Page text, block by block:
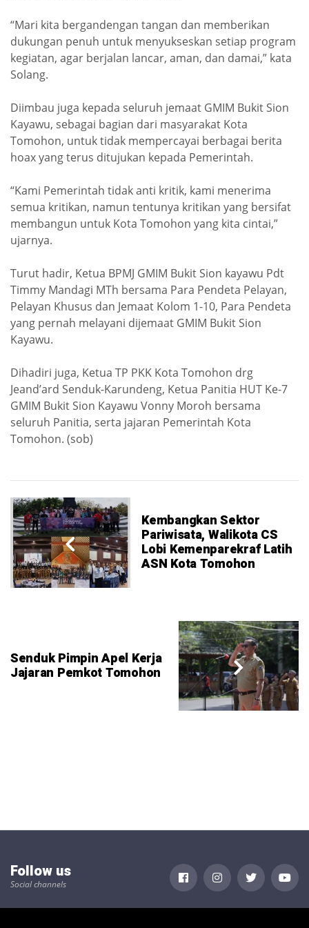
“Mari kita bergandengan tangan dan memberikan
dukungan penuh untuk menyukseskan setiap program
kegiatan, agar berjalan lancar, aman, dan damai,” kata
Solang.
Diimbau juga kepada seluruh jemaat GMIM Bukit Sion
Kayawu, sebagai bagian dari masyarakat Kota
Tomohon, untuk tidak mempercayai berbagai berita
hoax yang terus ditujukan kepada Pemerintah.
“Kami Pemerintah tidak anti kritik, kami menerima
semua kritikan, namun tentunya kritikan yang bersifat
membangun untuk Kota Tomohon yang kita cintai,”
ujarnya.
Turut hadir, Ketua BPMJ GMIM Bukit Sion kayawu Pdt
Timmy Mandagi MTh bersama Para Pendeta Pelayan,
Pelayan Khusus dan Jemaat Kolom 1-10, Para Pendeta
yang pernah melayani dijemaat GMIM Bukit Sion
Kayawu.
Dihadiri juga, Ketua TP PKK Kota Tomohon drg
Jeand’ard Senduk-Karundeng, Ketua Panitia HUT Ke-7
GMIM Bukit Sion Kayawu Vonny Moroh bersama
seluruh Panitia, serta jajaran Pemerintah Kota
Tomohon. (sob)
Kembangkan Sektor
Pariwisata, Walikota CS
Lobi Kemenparekraf Latih
ASN Kota Tomohon
Senduk Pimpin Apel Kerja
Jajaran Pemkot Tomohon
Follow us
Social channels